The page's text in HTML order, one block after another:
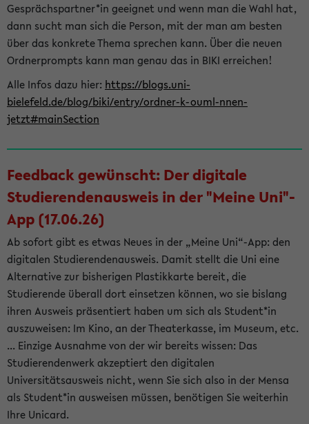
Gesprächspartner*in geeignet und wenn man die Wahl hat,
dann sucht man sich die Person, mit der man am besten
über das konkrete Thema sprechen kann. Über die neuen
Ordnerprompts kann man genau das in BIKI erreichen!
Alle Infos dazu hier: https://blogs.uni-
bielefeld.de/blog/biki/entry/ordner-k-ouml-nnen-
jetzt#mainSection
Feedback gewünscht: Der digitale
Studierendenausweis in der "Meine Uni"-
App (17.06.26)
Ab sofort gibt es etwas Neues in der „Meine Uni“-App: den
digitalen Studierendenausweis. Damit stellt die Uni eine
Alternative zur bisherigen Plastikkarte bereit, die
Studierende überall dort einsetzen können, wo sie bislang
ihren Ausweis präsentiert haben um sich als Student*in
auszuweisen: Im Kino, an der Theaterkasse, im Museum, etc.
... Einzige Ausnahme von der wir bereits wissen: Das
Studierendenwerk akzeptiert den digitalen
Universitätsausweis nicht, wenn Sie sich also in der Mensa
als Student*in ausweisen müssen, benötigen Sie weiterhin
Ihre Unicard.